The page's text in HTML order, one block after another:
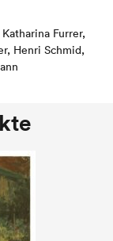
Furrer,
Henri Schmid,